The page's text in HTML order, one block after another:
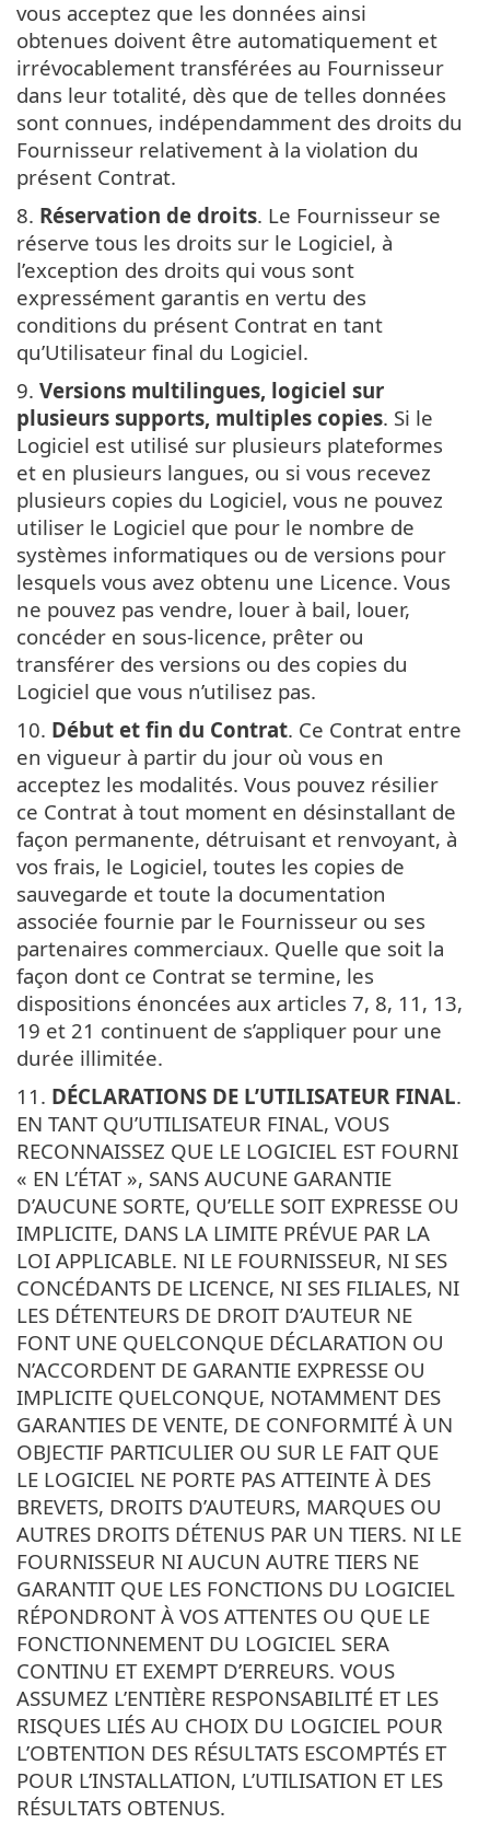
vous acceptez que les données ainsi
obtenues doivent être automatiquement et
irrévocablement transférées au Fournisseur
dans leur totalité, dès que de telles données
sont connues, indépendamment des droits du
Fournisseur relativement à la violation du
présent Contrat.
8. Réservation de droits. Le Fournisseur se
réserve tous les droits sur le Logiciel, à
l’exception des droits qui vous sont
expressément garantis en vertu des
conditions du présent Contrat en tant
qu’Utilisateur final du Logiciel.
9. Versions multilingues, logiciel sur
plusieurs supports, multiples copies. Si le
Logiciel est utilisé sur plusieurs plateformes
et en plusieurs langues, ou si vous recevez
plusieurs copies du Logiciel, vous ne pouvez
utiliser le Logiciel que pour le nombre de
systèmes informatiques ou de versions pour
lesquels vous avez obtenu une Licence. Vous
ne pouvez pas vendre, louer à bail, louer,
concéder en sous-licence, prêter ou
transférer des versions ou des copies du
Logiciel que vous n’utilisez pas.
10. Début et fin du Contrat. Ce Contrat entre
en vigueur à partir du jour où vous en
acceptez les modalités. Vous pouvez résilier
ce Contrat à tout moment en désinstallant de
façon permanente, détruisant et renvoyant, à
vos frais, le Logiciel, toutes les copies de
sauvegarde et toute la documentation
associée fournie par le Fournisseur ou ses
partenaires commerciaux. Quelle que soit la
façon dont ce Contrat se termine, les
dispositions énoncées aux articles 7, 8, 11, 13,
19 et 21 continuent de s’appliquer pour une
durée illimitée.
11. DÉCLARATIONS DE L’UTILISATEUR FINAL.
EN TANT QU’UTILISATEUR FINAL, VOUS
RECONNAISSEZ QUE LE LOGICIEL EST FOURNI
« EN L’ÉTAT », SANS AUCUNE GARANTIE
D’AUCUNE SORTE, QU’ELLE SOIT EXPRESSE OU
IMPLICITE, DANS LA LIMITE PRÉVUE PAR LA
LOI APPLICABLE. NI LE FOURNISSEUR, NI SES
CONCÉDANTS DE LICENCE, NI SES FILIALES, NI
LES DÉTENTEURS DE DROIT D’AUTEUR NE
FONT UNE QUELCONQUE DÉCLARATION OU
N’ACCORDENT DE GARANTIE EXPRESSE OU
IMPLICITE QUELCONQUE, NOTAMMENT DES
GARANTIES DE VENTE, DE CONFORMITÉ À UN
OBJECTIF PARTICULIER OU SUR LE FAIT QUE
LE LOGICIEL NE PORTE PAS ATTEINTE À DES
BREVETS, DROITS D’AUTEURS, MARQUES OU
AUTRES DROITS DÉTENUS PAR UN TIERS. NI LE
FOURNISSEUR NI AUCUN AUTRE TIERS NE
GARANTIT QUE LES FONCTIONS DU LOGICIEL
RÉPONDRONT À VOS ATTENTES OU QUE LE
FONCTIONNEMENT DU LOGICIEL SERA
CONTINU ET EXEMPT D’ERREURS. VOUS
ASSUMEZ L’ENTIÈRE RESPONSABILITÉ ET LES
RISQUES LIÉS AU CHOIX DU LOGICIEL POUR
L’OBTENTION DES RÉSULTATS ESCOMPTÉS ET
POUR L’INSTALLATION, L’UTILISATION ET LES
RÉSULTATS OBTENUS.